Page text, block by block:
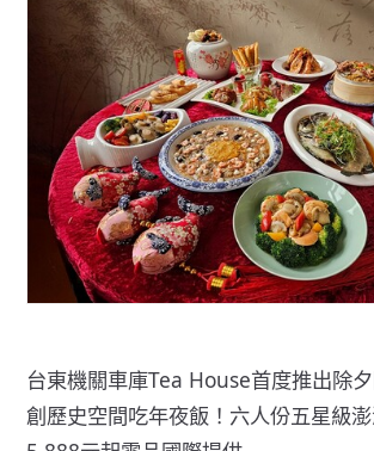
台東機關車庫Tea House首度推出除
創歷史空間吃年夜飯！六人份五星級